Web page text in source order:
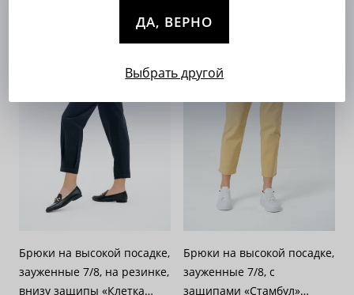
Брюки на высокой посадке,
зауженные 7/8, на резинке,
внизу защипы «Клетка
Брюки на высокой посадке,
зауженные 7/8, с
защипами «Стамбул»
ДА, ВЕРНО
Выбрать другой